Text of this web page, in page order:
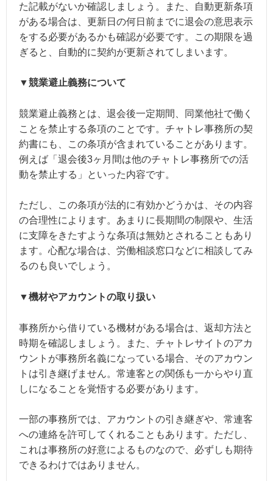
た記載がないか確認しましょう。また、自動更新条項
がある場合は、更新日の何日前までに退会の意思表示
をする必要があるかも確認が必要です。この期限を過
ぎると、自動的に契約が更新されてしまいます。
▼競業避止義務について
競業避止義務とは、退会後一定期間、同業他社で働く
ことを禁止する条項のことです。チャトレ事務所の契
約書にも、この条項が含まれていることがあります。
例えば「退会後3ヶ月間は他のチャトレ事務所での活
動を禁止する」といった内容です。
ただし、この条項が法的に有効かどうかは、その内容
の合理性によります。あまりに長期間の制限や、生活
に支障をきたすような条項は無効とされることもあり
ます。心配な場合は、労働相談窓口などに相談してみ
るのも良いでしょう。
▼機材やアカウントの取り扱い
事務所から借りている機材がある場合は、返却方法と
時期を確認しましょう。また、チャトレサイトのアカ
ウントが事務所名義になっている場合、そのアカウン
トは引き継げません。常連客との関係も一からやり直
しになることを覚悟する必要があります。
一部の事務所では、アカウントの引き継ぎや、常連客
への連絡を許可してくれることもあります。ただし、
これは事務所の好意によるものなので、必ずしも期待
できるわけではありません。